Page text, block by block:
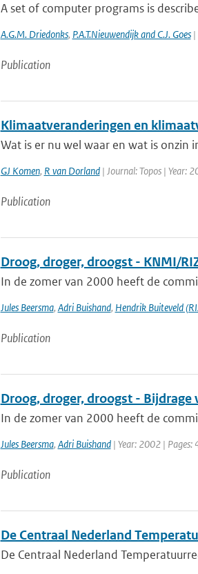
A set of computer programs is
A.G.M. Driedonks, P.A.T.Nieuwendijk and C.J. Goes|
Publication
Klimaatveranderingen en
Wat is er nu wel waar en wat is onzin
GJ Komen, R van Dorland| Journal: Topos | Year:
Publication
Droog, droger, droogst - KNMI/
In de zomer van 2000 heeft de
Jules Beersma, Adri Buishand, Hendrik Buiteveld
Publication
Droog, droger, droogst - Bijdrage
In de zomer van 2000 heeft de
Jules Beersma, Adri Buishand| Year: 2002 | Pages:
Publication
De Centraal Nederland
De Centraal Nederland